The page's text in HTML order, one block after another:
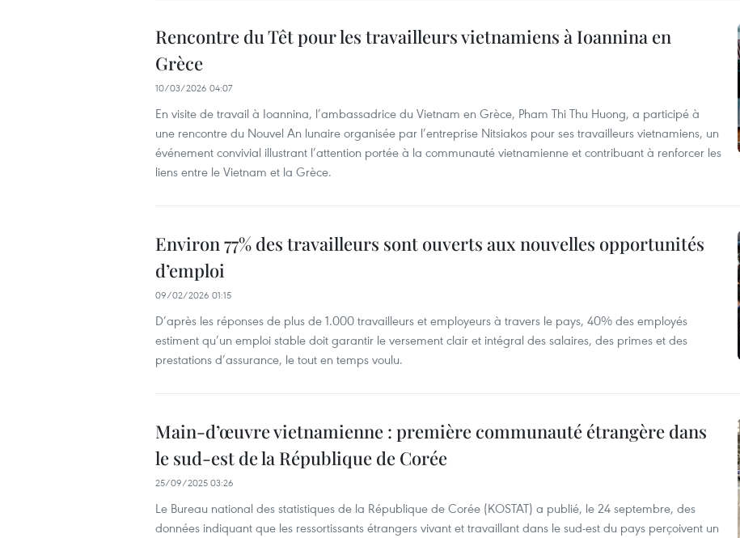
Rencontre du Têt pour les travailleurs vietnamiens à Ioannina en
Grèce
10/03/2026 04:07
En visite de travail à Ioannina, l’ambassadrice du Vietnam en Grèce, Pham Thi Thu Huong, a participé à
une rencontre du Nouvel An lunaire organisée par l’entreprise Nitsiakos pour ses travailleurs vietnamiens, un
événement convivial illustrant l’attention portée à la communauté vietnamienne et contribuant à renforcer les
liens entre le Vietnam et la Grèce.
Environ 77% des travailleurs sont ouverts aux nouvelles opportunités
d’emploi
09/02/2026 01:15
D’après les réponses de plus de 1.000 travailleurs et employeurs à travers le pays, 40% des employés
estiment qu’un emploi stable doit garantir le versement clair et intégral des salaires, des primes et des
prestations d’assurance, le tout en temps voulu.
Main-d’œuvre vietnamienne : première communauté étrangère dans
le sud-est de la République de Corée
25/09/2025 03:26
Le Bureau national des statistiques de la République de Corée (KOSTAT) a publié, le 24 septembre, des
données indiquant que les ressortissants étrangers vivant et travaillant dans le sud-est du pays perçoivent un